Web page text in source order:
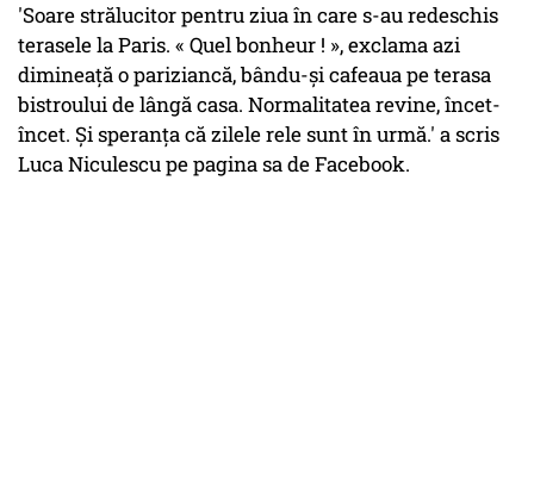
'Soare strălucitor pentru ziua în care s-au redeschis
terasele la Paris. « Quel bonheur ! », exclama azi
dimineață o pariziancă, bându-și cafeaua pe terasa
bistroului de lângă casa. Normalitatea revine, încet-
încet. Și speranța că zilele rele sunt în urmă.' a scris
Luca Niculescu pe pagina sa de Facebook.